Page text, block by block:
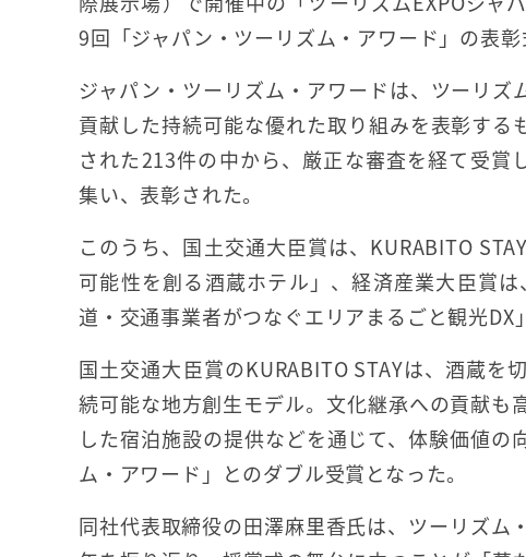
9回「ジャパン・ツーリズム・アワード」の表彰
ジャパン・ツーリズム・アワードは、ツーリズ
貢献した持続可能な優れた取り組みを表彰する
された213件の中から、厳正な審査を経て受賞
集い、表彰された。
このうち、国土交通大臣賞は、KURABITO
可能性を創る酒蔵ホテル」、経済産業大臣賞
道・交通事業者がつなぐエリアまるごと観光DX
国土交通大臣賞のKURABITO STAYは、酒蔵
続可能な地方創生モデル。文化継承への貢献
した宿泊施設の提供などを通じて、体験価値
ム・アワード」とのダブル受賞となった。
同社代表取締役の田澤麻里香氏は、ツーリズ